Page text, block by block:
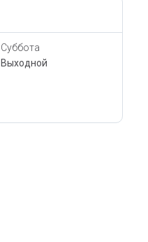
Суббота
Выходной